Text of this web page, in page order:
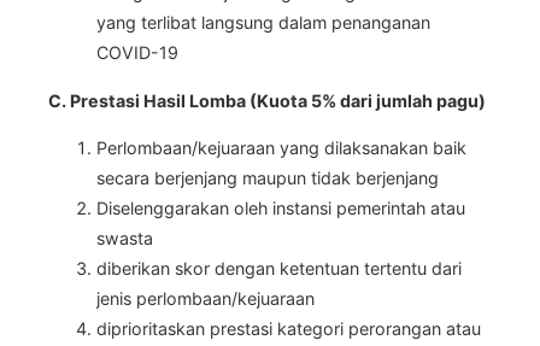
yang terlibat langsung dalam penanganan
COVID-19
C. Prestasi Hasil Lomba (Kuota 5% dari jumlah pagu)
Perlombaan/kejuaraan yang dilaksanakan baik
secara berjenjang maupun tidak berjenjang
Diselenggarakan oleh instansi pemerintah atau
swasta
diberikan skor dengan ketentuan tertentu dari
jenis perlombaan/kejuaraan
diprioritaskan prestasi kategori perorangan atau